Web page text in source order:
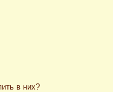
в них?